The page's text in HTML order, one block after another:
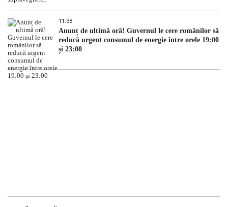
11:38
Anunț de ultimă oră! Guvernul le cere românilor să
reducă urgent consumul de energie între orele 19:00
și 23:00